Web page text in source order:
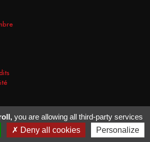
CLUB DE TOULOUSE. TOUS DROITS
RÉALISATION VT-DESIGN 2021
you are allowing all third-party services
Deny all cookies Personalize